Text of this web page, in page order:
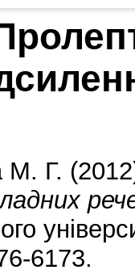
М. Г.
6173.